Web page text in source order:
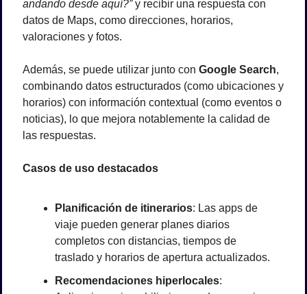
andando desde aquí?” y recibir una respuesta con
datos de Maps, como direcciones, horarios,
valoraciones y fotos.
Además, se puede utilizar junto con Google Search,
combinando datos estructurados (como ubicaciones y
horarios) con información contextual (como eventos o
noticias), lo que mejora notablemente la calidad de
las respuestas.
Casos de uso destacados
Planificación de itinerarios: Las apps de
viaje pueden generar planes diarios
completos con distancias, tiempos de
traslado y horarios de apertura actualizados.
Recomendaciones hiperlocales: